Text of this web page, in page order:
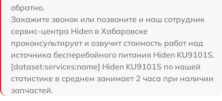
обратно.
Закажите звонок или позвоните и наш сотрудник
сервис-центра Hiden в Хабаровске
проконсультирует и озвучит стоимость работ над
источника бесперебойного питания Hiden KU9101S.
[dataset:services:name] Hiden KU9101S по нашей
статистике в среднем занимает 2 часа при наличии
запчастей.